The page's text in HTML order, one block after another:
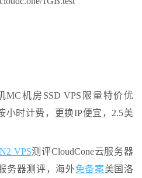
MC机房SSD VPS限量特价优
小时计费，更换IP便宜，2.5美
VPS测评CloudCone云服务器
务器测评，海外免备案美国洛